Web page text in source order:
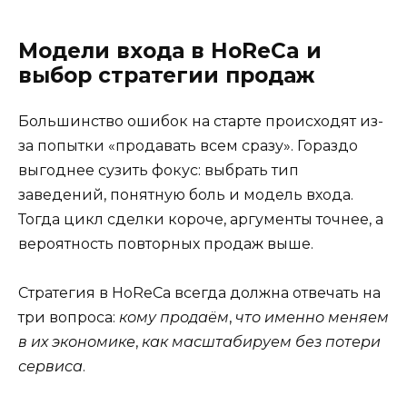
Модели входа в HoReCa и
выбор стратегии продаж
Большинство ошибок на старте происходят из-
за попытки «продавать всем сразу». Гораздо
выгоднее сузить фокус: выбрать тип
заведений, понятную боль и модель входа.
Тогда цикл сделки короче, аргументы точнее, а
вероятность повторных продаж выше.
Стратегия в HoReCa всегда должна отвечать на
три вопроса: кому продаём, что именно меняем
в их экономике, как масштабируем без потери
сервиса.